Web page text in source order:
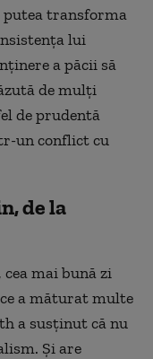
putea transforma
lui
a păcii să
de mulţi
de prudentă
un conflict cu
de la
mai bună zi
a măturat multe
a susţinut că nu
Şi are